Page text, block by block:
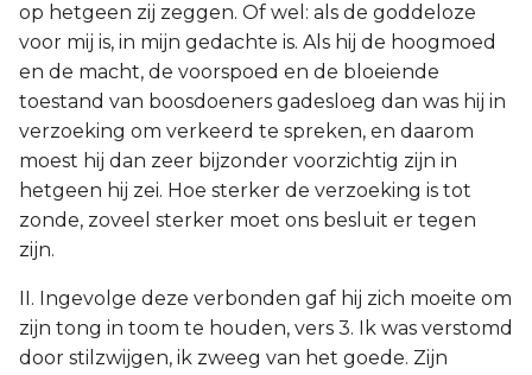
op hetgeen zij zeggen. Of wel: als de goddeloze
voor mij is, in mijn gedachte is. Als hij de hoogmoed
en de macht, de voorspoed en de bloeiende
toestand van boosdoeners gadesloeg dan was hij in
verzoeking om verkeerd te spreken, en daarom
moest hij dan zeer bijzonder voorzichtig zijn in
hetgeen hij zei. Hoe sterker de verzoeking is tot
zonde, zoveel sterker moet ons besluit er tegen
zijn.
II. Ingevolge deze verbonden gaf hij zich moeite om
zijn tong in toom te houden, vers 3. Ik was verstomd
door stilzwijgen, ik zweeg van het goede. Zijn